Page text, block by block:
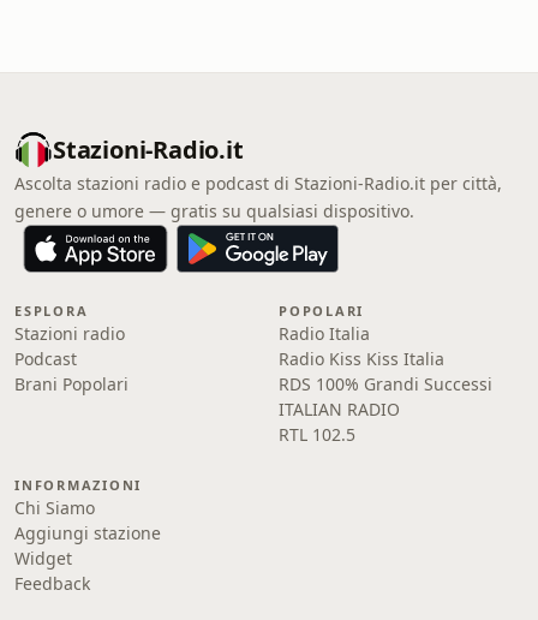
Stazioni-Radio.it
Ascolta stazioni radio e podcast di Stazioni-Radio.it per città,
genere o umore — gratis su qualsiasi dispositivo.
ESPLORA
Stazioni radio
Podcast
Brani Popolari
POPOLARI
Radio Italia
Radio Kiss Kiss Italia
RDS 100% Grandi Successi
ITALIAN RADIO
RTL 102.5
INFORMAZIONI
Chi Siamo
Aggiungi stazione
Widget
Feedback